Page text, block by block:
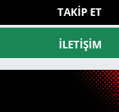
TAKIP ET
İLETIŞIM